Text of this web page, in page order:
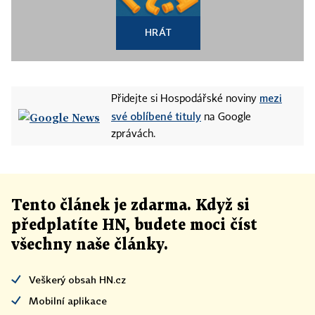
HRÁT
Přidejte si Hospodářské noviny mezi
své oblíbené tituly na Google
zprávách.
Tento článek je zdarma. Když si
předplatíte HN, budete moci číst
všechny naše články.
Veškerý obsah HN.cz
Mobilní aplikace